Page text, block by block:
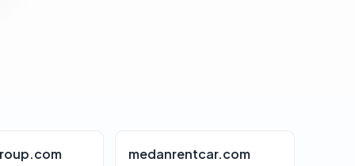
medanrentcar.com